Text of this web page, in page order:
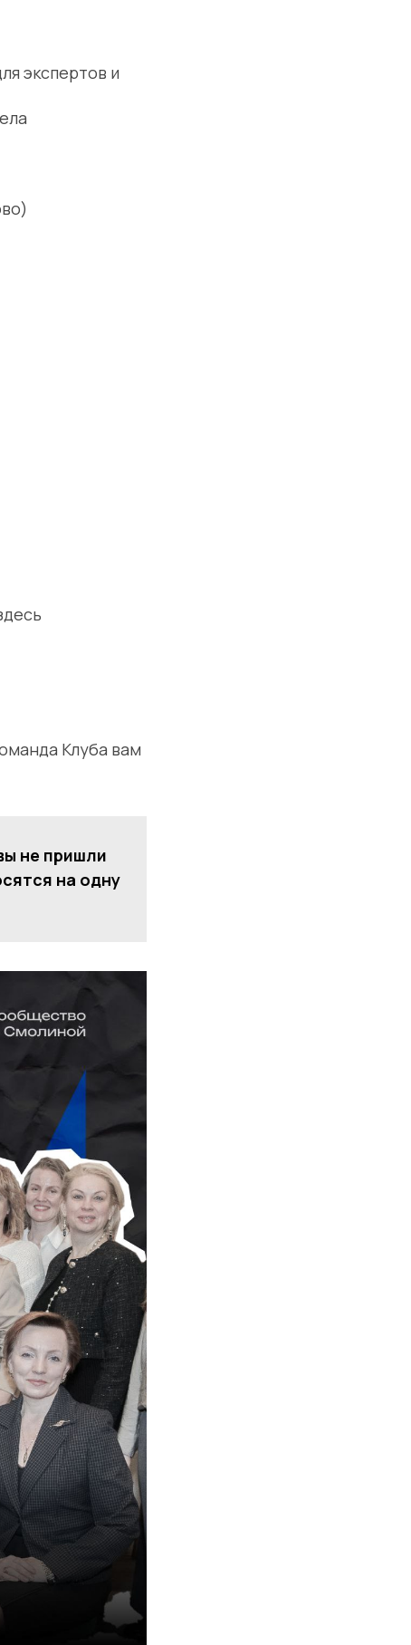
экспертов и
Клуба вам
не пришли
на одну